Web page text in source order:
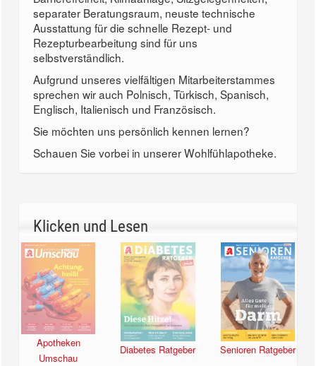
separater Beratungsraum, neuste technische
Ausstattung für die schnelle Rezept- und
Rezepturbearbeitung sind für uns
selbstverständlich.
Aufgrund unseres vielfältigen Mitarbeiterstammes
sprechen wir auch Polnisch, Türkisch, Spanisch,
Englisch, Italienisch und Französisch.
Sie möchten uns persönlich kennen lernen?
Schauen Sie vorbei in unserer Wohlfühlapotheke.
Klicken und Lesen
Apotheken
Umschau
Diabetes Ratgeber Senioren Ratgeber